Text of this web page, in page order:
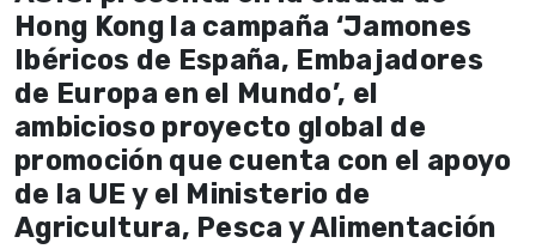
Hong Kong la campaña ‘Jamones
Ibéricos de España, Embajadores
de Europa en el Mundo’, el
ambicioso proyecto global de
promoción que cuenta con el apoyo
de la UE y el Ministerio de
Agricultura, Pesca y Alimentación